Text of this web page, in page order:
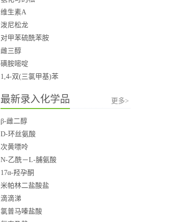
维生素A
泼尼松龙
对甲苯硫酰苯胺
雌三醇
磺胺嘧啶
1,4-双(三氯甲基)苯
最新录入化学品 更多>
β-雌二醇
D-环丝氨酸
次黄嘌呤
N-乙酰－L-脯氨酸
17α-羟孕酮
米帕林二盐酸盐
滴滴涕
氯普马嗪盐酸